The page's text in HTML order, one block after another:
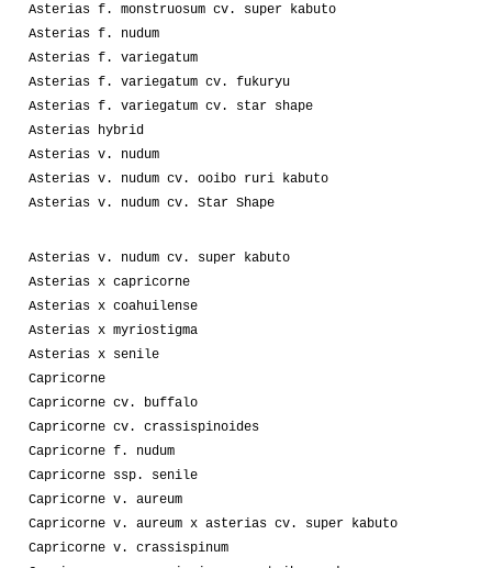
Asterias f. monstruosum cv. super kabuto
Asterias f. nudum
Asterias f. variegatum
Asterias f. variegatum cv. fukuryu
Asterias f. variegatum cv. star shape
Asterias hybrid
Asterias v. nudum
Asterias v. nudum cv. ooibo ruri kabuto
Asterias v. nudum cv. Star Shape
Asterias v. nudum cv. super kabuto
Asterias x capricorne
Asterias x coahuilense
Asterias x myriostigma
Asterias x senile
Capricorne
Capricorne cv. buffalo
Capricorne cv. crassispinoides
Capricorne f. nudum
Capricorne ssp. senile
Capricorne v. aureum
Capricorne v. aureum x asterias cv. super kabuto
Capricorne v. crassispinum